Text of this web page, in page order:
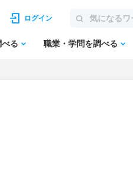
ログイン
る 職業・学問を調べる